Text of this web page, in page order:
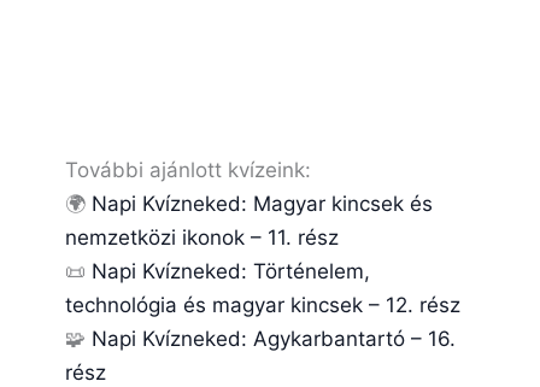
További ajánlott kvízeink:
🌍 Napi Kvízneked: Magyar kincsek és
nemzetközi ikonok – 11. rész
📜 Napi Kvízneked: Történelem,
technológia és magyar kincsek – 12. rész
🧩 Napi Kvízneked: Agykarbantartó – 16.
rész